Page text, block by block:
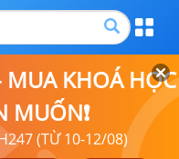
MUA KHOÁ HỌC
MUỐN❗
(TỪ 10-12/08)